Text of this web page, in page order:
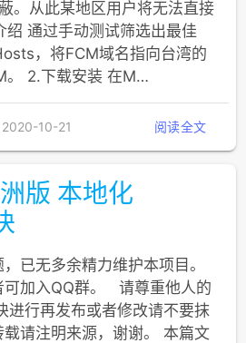
。从此某地区用户将无法直接
绍 通过手动测试筛选出最佳
，将FCM域名指向台湾的
。 2.下载安装 在M…
2020-10-21 阅读全文
版 本地化
已无多余精力维护本项目。
可加入QQ群。 请尊重他人的
进行再发布或者修改请不要抹
请注明来源，谢谢。 本篇文